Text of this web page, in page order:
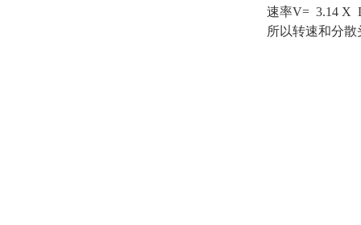
速率V= 3.14 X
所以转速和分